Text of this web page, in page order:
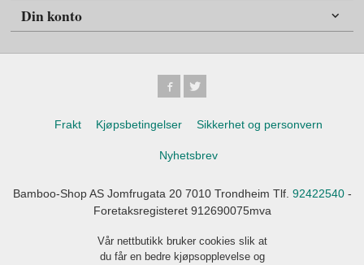
Din konto
Frakt Kjøpsbetingelser Sikkerhet og personvern
Nyhetsbrev
Bamboo-Shop AS Jomfrugata 20 7010 Trondheim Tlf. 92422540-
Foretaksregisteret 912690075mva
Vår nettbutikk bruker cookies slik at
du får en bedre kjøpsopplevelse og